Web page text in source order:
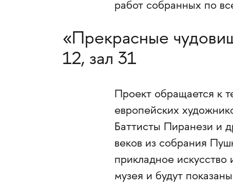
работ собранных по
«Прекрасные
12, зал 31
Проект обращается к
европейских
Баттисты Пиранези и
веков из собрания
прикладное
музея и будут